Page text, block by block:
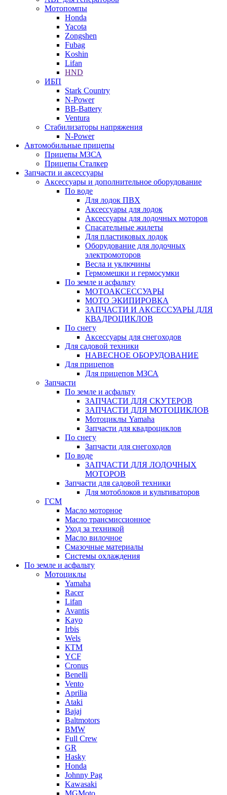
Мотопомпы
Honda
Yacota
Zongshen
Fubag
Koshin
Lifan
HND
ИБП
Stark Country
N-Power
BB-Battery
Ventura
Стабилизаторы напряжения
N-Power
Автомобильные прицепы
Прицепы МЗСА
Прицепы Сталкер
Запчасти и аксессуары
Аксессуары и дополнительное оборудование
По воде
Для лодок ПВХ
Аксессуары для лодок
Аксессуары для лодочных моторов
Спасательные жилеты
Для пластиковых лодок
Оборудование для лодочных
электромоторов
Весла и уключины
Гермомешки и гермосумки
По земле и асфальту
МОТОАКСЕССУАРЫ
МОТО ЭКИПИРОВКА
ЗАПЧАСТИ И АКСЕССУАРЫ ДЛЯ
КВАДРОЦИКЛОВ
По снегу
Аксессуары для снегоходов
Для садовой техники
НАВЕСНОЕ ОБОРУДОВАНИЕ
Для прицепов
Для прицепов МЗСА
Запчасти
По земле и асфальту
ЗАПЧАСТИ ДЛЯ СКУТЕРОВ
ЗАПЧАСТИ ДЛЯ МОТОЦИКЛОВ
Мотоциклы Yamaha
Запчасти для квадроциклов
По снегу
Запчасти для снегоходов
По воде
ЗАПЧАСТИ ДЛЯ ЛОДОЧНЫХ
МОТОРОВ
Запчасти для садовой техники
Для мотоблоков и культиваторов
ГСМ
Масло моторное
Масло трансмиссионное
Уход за техникой
Масло вилочное
Смазочные материалы
Системы охлаждения
По земле и асфальту
Мотоциклы
Yamaha
Racer
Lifan
Avantis
Kayo
Irbis
Wels
КТМ
YCF
Cronus
Benelli
Vento
Aprilia
Ataki
Bajaj
Baltmotors
BMW
Full Crew
GR
Hasky
Honda
Johnny Pag
Kawasaki
MGMoto